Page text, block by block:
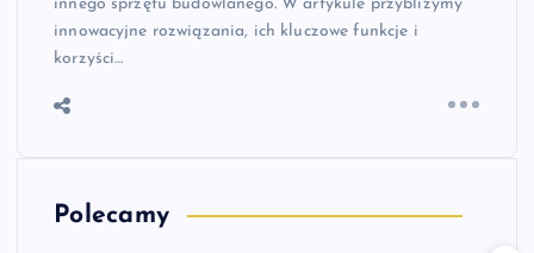
innego sprzętu budowlanego. W artykule przybliżymy
innowacyjne rozwiązania, ich kluczowe funkcje i
korzyści…
Polecamy